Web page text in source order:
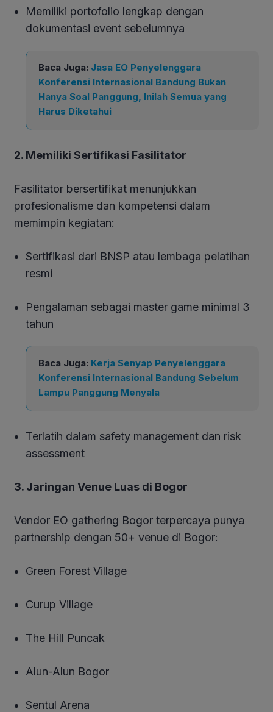
Memiliki portofolio lengkap dengan
dokumentasi event sebelumnya
Baca Juga: Jasa EO Penyelenggara
Konferensi Internasional Bandung Bukan
Hanya Soal Panggung, Inilah Semua yang
Harus Diketahui
2. Memiliki Sertifikasi Fasilitator
Fasilitator bersertifikat menunjukkan
profesionalisme dan kompetensi dalam
memimpin kegiatan:
Sertifikasi dari BNSP atau lembaga pelatihan
resmi
Pengalaman sebagai master game minimal 3
tahun
Baca Juga: Kerja Senyap Penyelenggara
Konferensi Internasional Bandung Sebelum
Lampu Panggung Menyala
Terlatih dalam safety management dan risk
assessment
3. Jaringan Venue Luas di Bogor
Vendor EO gathering Bogor terpercaya punya
partnership dengan 50+ venue di Bogor:
Green Forest Village
Curup Village
The Hill Puncak
Alun-Alun Bogor
Sentul Arena